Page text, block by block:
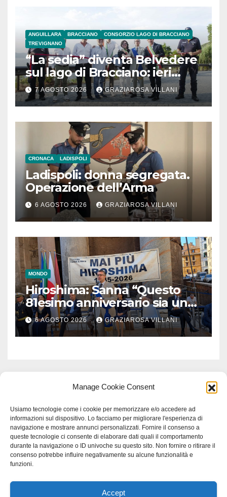
Manage Cookie Consent
Usiamo tecnologie come i cookie per memorizzare e/o accedere ad
informazioni sul dispositivo. Lo facciamo per migliorare l'esperienza di
navigazione e mostrare annunci personalizzati. Fornire il consenso a
queste tecnologie ci consente di elaborare dati quali il comportamento
durante la navigazione o ID univoche su questo sito. Non fornire o ritirare il
consenso potrebbe influire negativamente su alcune funzionalità e
funzioni.
Accept
ANGUILLARA BRACCIANO
CONSORZIO LAGO DI BRACCIANO
TREVIGNANO
“La sedia” diventa Belvedere
sul lago di Bracciano: ieri
l’inaugurazione
7 AGOSTO 2026 GRAZIAROSA VILLANI
CRONACA LADISPOLI
Ladispoli: donna segregata.
Operazione dell’Arma
6 AGOSTO 2026 GRAZIAROSA VILLANI
MONDO
Hiroshima: Sanna “Questo
81esimo anniversario sia un
monito per tutti”
6 AGOSTO 2026 GRAZIAROSA VILLANI